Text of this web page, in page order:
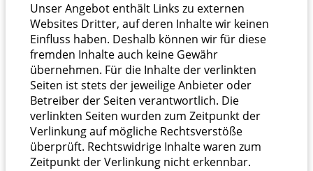
Unser Angebot enthält Links zu externen
Websites Dritter, auf deren Inhalte wir keinen
Einfluss haben. Deshalb können wir für diese
fremden Inhalte auch keine Gewähr
übernehmen. Für die Inhalte der verlinkten
Seiten ist stets der jeweilige Anbieter oder
Betreiber der Seiten verantwortlich. Die
verlinkten Seiten wurden zum Zeitpunkt der
Verlinkung auf mögliche Rechtsverstöße
überprüft. Rechtswidrige Inhalte waren zum
Zeitpunkt der Verlinkung nicht erkennbar.